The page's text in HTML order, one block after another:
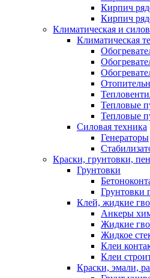
Кирпич
Кирпич
Климатическая и
Климатическая
Тепловые
Тепловые
Силовая техника
Генераторы
Краски, грунтовки,
Грунтовки
Грунтовки
Клей, жидкие
Анкеры
Жидкие
Жидкое
Клеи
Клеи
Краски, эмали,